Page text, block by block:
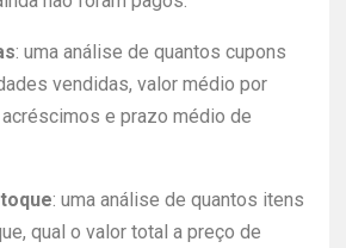
: uma análise de quantos cupons
vendidas, valor médio por
e prazo médio de
: uma análise de quantos itens
qual o valor total a preço de